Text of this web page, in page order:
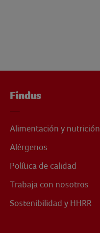
Findus
Alimentación y nutrición
Alérgenos
Política de calidad
Trabaja con nosotros
Sostenibilidad y HHRR